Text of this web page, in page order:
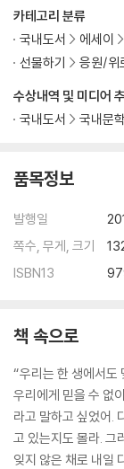
가브리엘 가르시아 마
『백 년의 고독』을
감각으로 남는 소설
아룬다티 로이의
이 미친 세상에 어디
최진영의 『해가 지는
서평가평가
제임스 설터의 『소
수상내역 및 미디어
국내도서
국내문
카테고리 분류
국내도서
에세이
선물하기
응원/위
품목정보
발행일
쪽수, 무게, 크기
ISBN13
책 속으로
“우리는 한 생에서도
우리에게 믿을 수 없
라고 말하고 싶었어.
고 있는지도 몰라. 그
잊지 않은 채로 내일